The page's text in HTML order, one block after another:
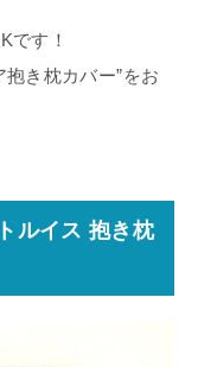
です！
き枕カバー”をお
ルイス 抱き枕